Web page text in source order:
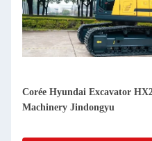
Excavator HX220L